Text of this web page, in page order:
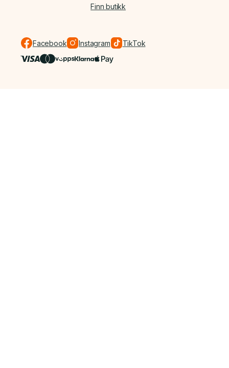
Finn butikk
Facebook Instagram TikTok